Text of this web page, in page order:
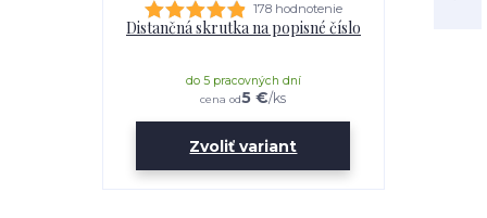
178 hodnotenie
Distančná skrutka na popisné číslo
cena od5 €/ks
do 5 pracovných dní
Zvoliť variant